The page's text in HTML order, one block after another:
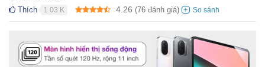
Thích 1.03 K 4.26 (76 đánh giá)